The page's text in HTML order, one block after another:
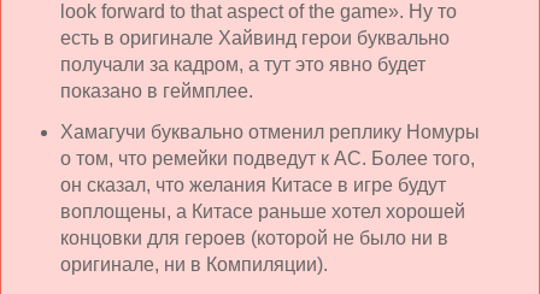
look forward to that aspect of the game». Ну то
есть в оригинале Хайвинд герои буквально
получали за кадром, а тут это явно будет
показано в геймплее.
Хамагучи буквально отменил реплику Номуры
о том, что ремейки подведут к АС. Более того,
он сказал, что желания Китасе в игре будут
воплощены, а Китасе раньше хотел хорошей
концовки для героев (которой не было ни в
оригинале, ни в Компиляции).